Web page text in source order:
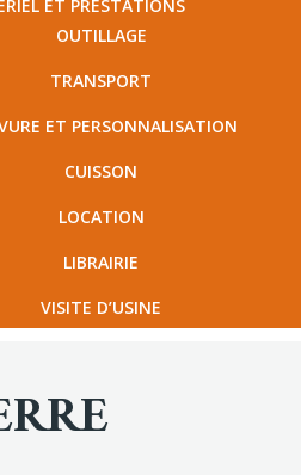
ET PRESTATIONS
OUTILLAGE
TRANSPORT
ET PERSONNALISATION
CUISSON
LOCATION
LIBRAIRIE
VISITE D’USINE